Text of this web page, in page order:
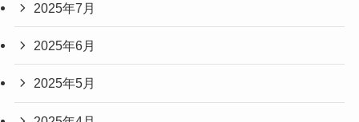
2025年7月
2025年6月
2025年5月